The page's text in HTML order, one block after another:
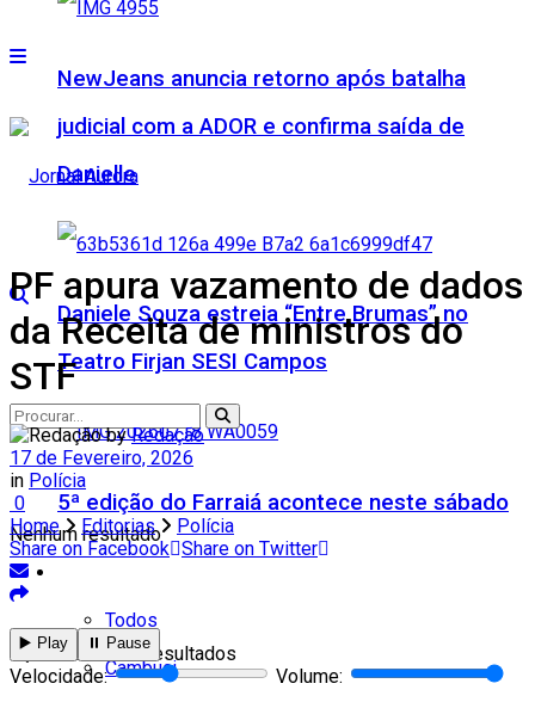
NewJeans anuncia retorno após batalha
judicial com a ADOR e confirma saída de
Danielle
Daniele Souza estreia “Entre Brumas” no
Teatro Firjan SESI Campos
5ª edição do Farraiá acontece neste sábado
Todos
Cambuci
Nenhum resultado
Ver todos os resultados
PF apura vazamento de dados
da Receita de ministros do
STF
by Redação
17 de Fevereiro, 2026
in Polícia
0
Home
Editorias
Polícia
Share on Facebook Share on Twitter
▶️ Play ⏸️ Pause
Velocidade:
Volume: